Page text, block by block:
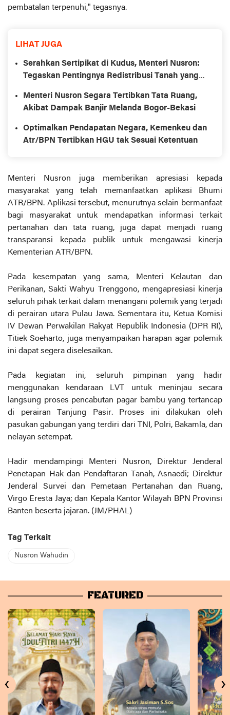
pembatalan terpenuhi," tegasnya.
LIHAT JUGA
Serahkan Sertipikat di Kudus, Menteri Nusron:
Tegaskan Pentingnya Redistribusi Tanah yang
Menteri Nusron Segara Tertibkan Tata Ruang,
Akibat Dampak Banjir Melanda Bogor-Bekasi
Optimalkan Pendapatan Negara, Kemenkeu dan
Atr/BPN Tertibkan HGU tak Sesuai Ketentuan
Menteri Nusron juga memberikan apresiasi kepada
masyarakat yang telah memanfaatkan aplikasi Bhumi
ATR/BPN. Aplikasi tersebut, menurutnya selain bermanfaat
bagi masyarakat untuk mendapatkan informasi terkait
pertanahan dan tata ruang, juga dapat menjadi ruang
transparansi kepada publik untuk mengawasi kinerja
Kementerian ATR/BPN.
Pada kesempatan yang sama, Menteri Kelautan dan
Perikanan, Sakti Wahyu Trenggono, mengapresiasi kinerja
seluruh pihak terkait dalam menangani polemik yang terjadi
di perairan utara Pulau Jawa. Sementara itu, Ketua Komisi
IV Dewan Perwakilan Rakyat Republik Indonesia (DPR RI),
Titiek Soeharto, juga menyampaikan harapan agar polemik
ini dapat segera diselesaikan.
Pada kegiatan ini, seluruh pimpinan yang hadir
menggunakan kendaraan LVT untuk meninjau secara
langsung proses pencabutan pagar bambu yang tertancap
di perairan Tanjung Pasir. Proses ini dilakukan oleh
pasukan gabungan yang terdiri dari TNI, Polri, Bakamla, dan
nelayan setempat.
Hadir mendampingi Menteri Nusron, Direktur Jenderal
Penetapan Hak dan Pendaftaran Tanah, Asnaedi; Direktur
Jenderal Survei dan Pemetaan Pertanahan dan Ruang,
Virgo Eresta Jaya; dan Kepala Kantor Wilayah BPN Provinsi
Banten beserta jajaran. (JM/PHAL)
Tag Terkait
Nusron Wahudin
FEATURED
‹ ›